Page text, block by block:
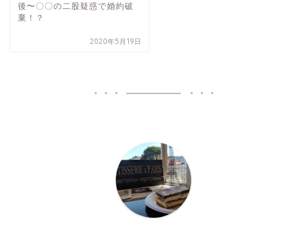
後〜〇〇の二股疑惑で婚約破
棄！？
2020年5月19日